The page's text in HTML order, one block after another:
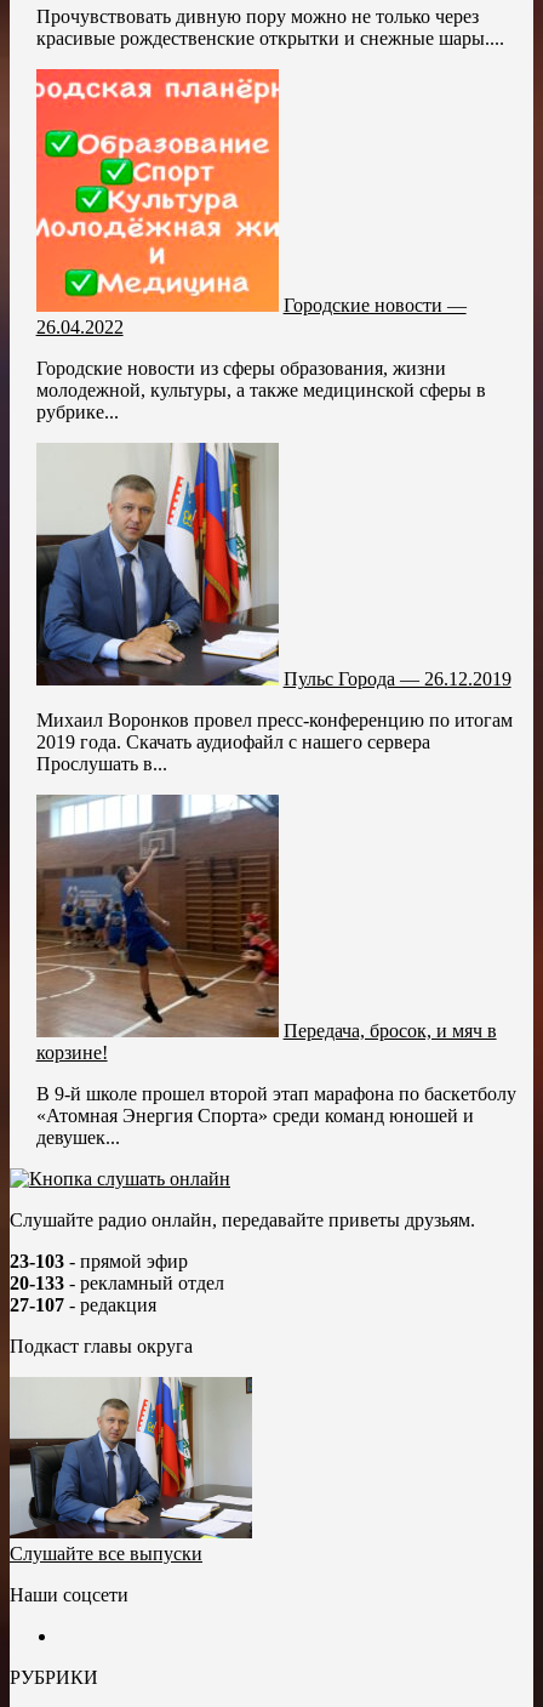
Прочувствовать дивную пору можно не только через
красивые рождественские открытки и снежные шары....
Городские новости —
26.04.2022
Городские новости из сферы образования, жизни
молодежной, культуры, а также медицинской сферы в
рубрике...
Пульс Города — 26.12.2019
Михаил Воронков провел пресс-конференцию по итогам
2019 года. Скачать аудиофайл с нашего сервера
Прослушать в...
Передача, бросок, и мяч в
корзине!
В 9-й школе прошел второй этап марафона по баскетболу
«Атомная Энергия Спорта» среди команд юношей и
девушек...
Слушайте радио онлайн, передавайте приветы друзьям.
23-103 - прямой эфир
20-133 - рекламный отдел
27-107 - редакция
Подкаст главы округа
Слушайте все выпуски
Наши соцсети
РУБРИКИ